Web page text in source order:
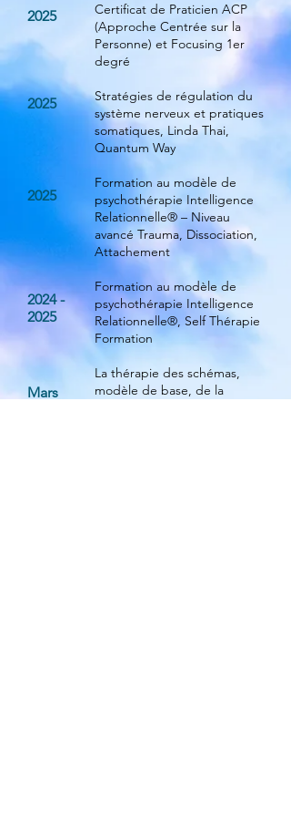
2025
2025
2025
2024 -
2025
Mars
Certificat de Praticien ACP
(Approche Centrée sur la
Personne) et Focusing 1er
degré
Stratégies de régulation du
système nerveux et pratiques
somatiques, Linda Thai,
Quantum Way
Formation au modèle de
psychothérapie Intelligence
Relationnelle® – Niveau
avancé Trauma, Dissociation,
Attachement
Formation au modèle de
psychothérapie Intelligence
Relationnelle®, Self Thérapie
Formation
La thérapie des schémas,
modèle de base, de la